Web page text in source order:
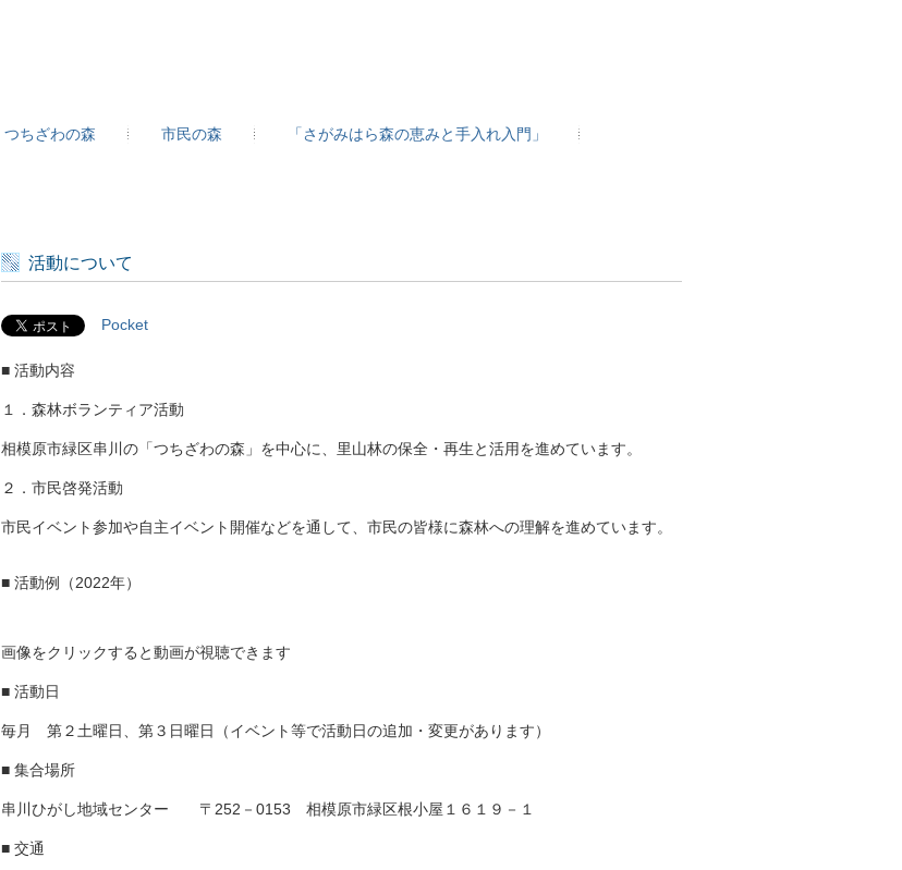
つちざわの森 市民の森 「さがみはら森の恵みと手入れ入門」
活動について
Pocket
■ 活動内容
１．森林ボランティア活動
相模原市緑区串川の「つちざわの森」を中心に、里山林の保全・再生と活用を進めています。
２．市民啓発活動
市民イベント参加や自主イベント開催などを通して、市民の皆様に森林への理解を進めています。
■ 活動例 （2022年）
画像をクリックすると動画が視聴できます
■ 活動日
毎月 第２土曜日、第３日曜日（イベント等で活動日の追加・変更があります）
■ 集合場所
串川ひがし地域センター 〒252－0153 相模原市緑区根小屋１６１９－１
■ 交通